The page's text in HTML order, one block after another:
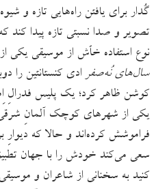
گُدار برای یافتن راه‌هایی تازه و
تصویر و صدا نسبتی تازه پیدا کند
نوع استفاده خاّش از موسیقی یکی
سال‌های نُه‌صفر ادی کنستانتین را
کوشن ظاهر کرد؛ یک پلیس فدرالِ
یکی از شهرهای کوچک آلمانِ
فراموشش کرده‌اند و حالا که دیوارِ
سعی می‌کند خودش را با جهان
کنید به سخنانی از شاعران و